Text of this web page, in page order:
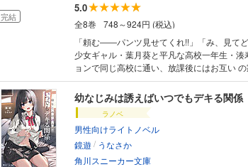
完結
5.0
全8巻
748～924円 (税込)
「頼む――パンツ見せてくれ!!」「み、見
少女ギャル・葉月葵と平凡な高校一年生・
ョンで同じ高校に通い、放課後にはお互い
友達同士。 いつものように二人きりで楽し
月にパンツを見せてほしいとお願いする。初
たしはカノジョじゃないんだからね？」と、
り始める。その日から湊の“お願い”は少しず
には……!? クラスで一番可愛い女友達との
幼なじみは誘えばいつでもデキる関係
ラノベ
男性向けライトノベル
鏡遊/ うなさか
角川スニーカー文庫